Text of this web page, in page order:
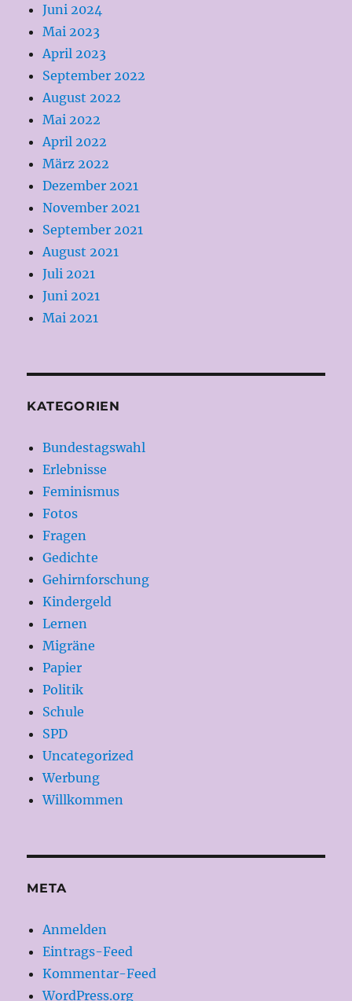
Juni 2024
Mai 2023
April 2023
September 2022
August 2022
Mai 2022
April 2022
März 2022
Dezember 2021
November 2021
September 2021
August 2021
Juli 2021
Juni 2021
Mai 2021
KATEGORIEN
Bundestagswahl
Erlebnisse
Feminismus
Fotos
Fragen
Gedichte
Gehirnforschung
Kindergeld
Lernen
Migräne
Papier
Politik
Schule
SPD
Uncategorized
Werbung
Willkommen
META
Anmelden
Eintrags-Feed
Kommentar-Feed
WordPress.org